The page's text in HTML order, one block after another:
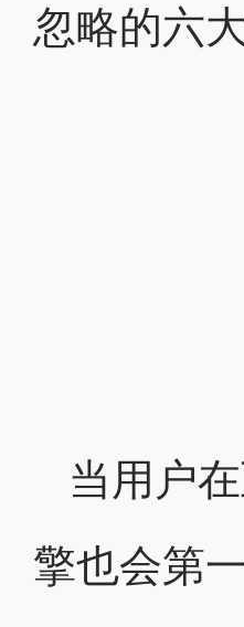
忽略的六
当用户
擎也会第